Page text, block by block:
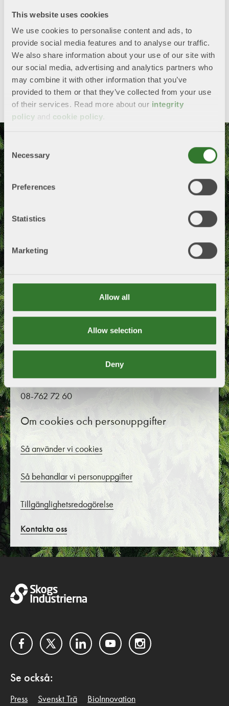
This website uses cookies
We use cookies to personalise content and ads, to
provide social media features and to analyse our traffic.
We also share information about your use of our site with
our social media, advertising and analytics partners who
may combine it with other information that you’ve
provided to them or that they’ve collected from your use
of their services. Read more about our integrity
policy and cookie policy
Consent
Selection
Necessary
Preferences
Statistics
Marketing
Allow all
Allow selection
Deny
Christian Nielsen
Marknadsanalytiker för trävaror
Telefon+46 8 762 79 74
E-
post
christian.nielsen@skogsindustrierna.se
Twitter LinkedIn
Skogsindustrierna
Lisa Alexandersson
Box 55525
08-762 72 60
Om cookies och personuppgifter
Så använder vi cookies
Så behandlar vi personuppgifter
Tillgänglighetsredogörelse
Kontakta oss
FacebookTwitterLinkedInYouTubeInstagram
Se också:
Press Svenskt Trä BioInnovation